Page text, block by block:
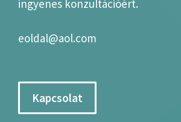
ingyenes konzultációért.
eoldal@aol.com
Kapcsolat